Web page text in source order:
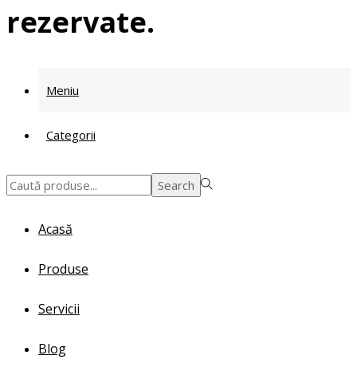
rezervate.
Meniu
Categorii
Search
Search
Acasă
Produse
Servicii
Blog